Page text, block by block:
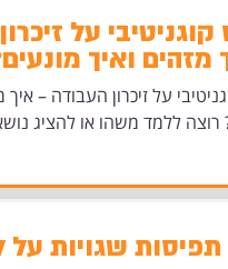
על
מזהים ואיך
על זיכרון העבודה – איך
רוצה ללמד משהו או להציג
שגויות על